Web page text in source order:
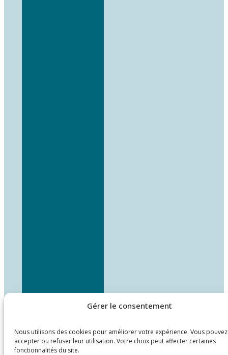
Gérer le consentement
Nous utilisons des cookies pour améliorer votre expérience. Vous pouvez
accepter ou refuser leur utilisation. Votre choix peut affecter certaines
fonctionnalités du site.